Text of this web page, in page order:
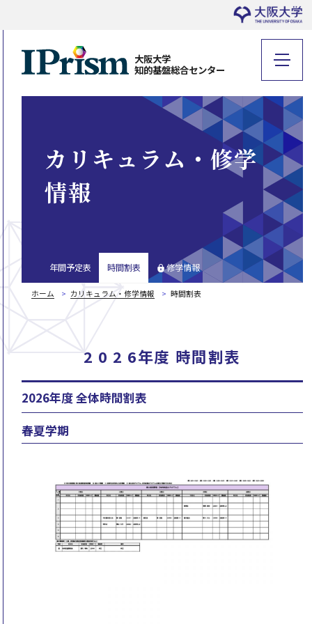
大阪大学
知的基盤総合センター
カリキュラム・修学
情報
年間予定表 時間割表 修学情報
ホーム カリキュラム・修学情報 時間割表
2 0 2 6年度 時間割表
2026年度 全体時間割表
春夏学期